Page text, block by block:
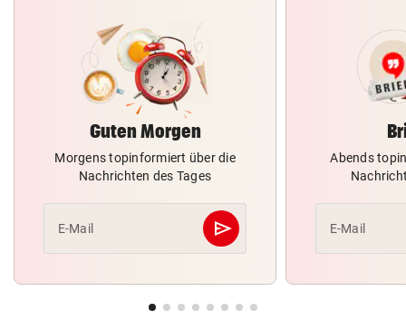
Guten Morgen
Morgens topinformiert über die
Nachrichten des Tages
E-Mail send
Abschicken
Abends
E-Mail